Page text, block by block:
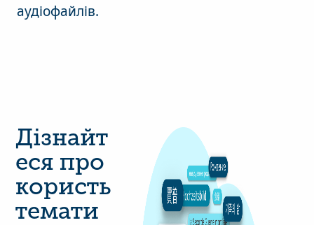
аудіофайлів.
Дізнайт
еся про
користь
темати